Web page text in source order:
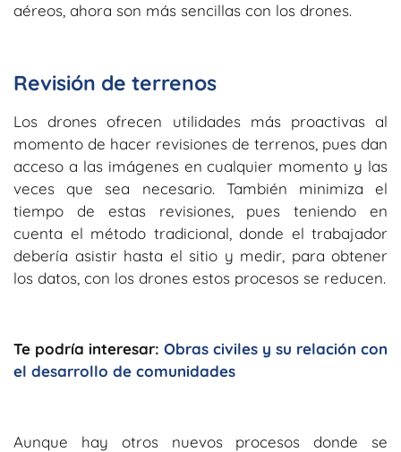
aéreos, ahora son más sencillas con los drones.
Revisión de terrenos
Los drones ofrecen utilidades más proactivas al
momento de hacer revisiones de terrenos, pues dan
acceso a las imágenes en cualquier momento y las
veces que sea necesario. También minimiza el
tiempo de estas revisiones, pues teniendo en
cuenta el método tradicional, donde el trabajador
debería asistir hasta el sitio y medir, para obtener
los datos, con los drones estos procesos se reducen.
Te podría interesar: Obras civiles y su relación con
el desarrollo de comunidades
Aunque hay otros nuevos procesos donde se